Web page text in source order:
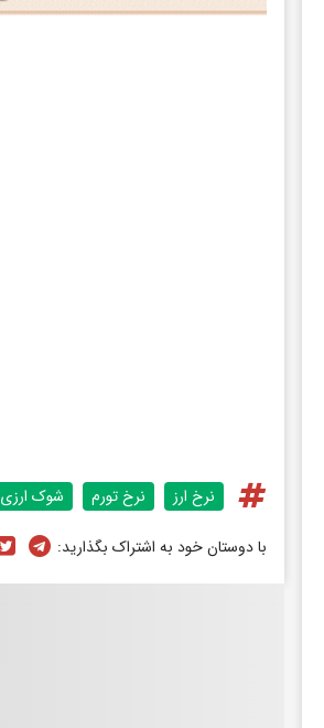
نرخ ارز نرخ تورم شوک ارزی
با دوستان خود به اشتراک بگذارید: